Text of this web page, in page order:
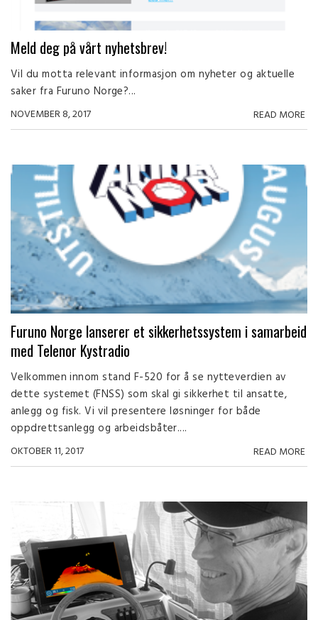
Meld deg på vårt nyhetsbrev!
Vil du motta relevant informasjon om nyheter og aktuelle
saker fra Furuno Norge?...
NOVEMBER 8, 2017 READ MORE
Furuno Norge lanserer et sikkerhetssystem i samarbeid
med Telenor Kystradio
Velkommen innom stand F-520 for å se nytteverdien av
dette systemet (FNSS) som skal gi sikkerhet til ansatte,
anlegg og fisk. Vi vil presentere løsninger for både
oppdrettsanlegg og arbeidsbåter....
OKTOBER 11, 2017 READ MORE